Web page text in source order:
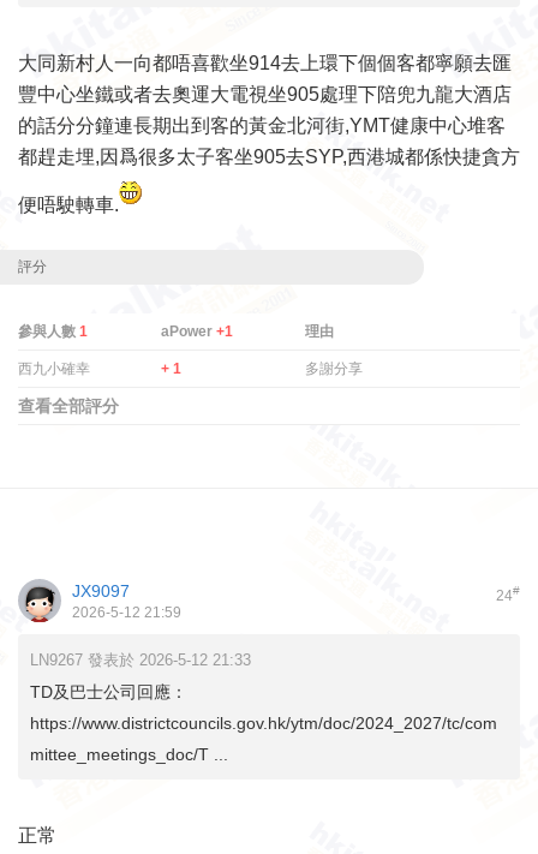
大同新村人一向都唔喜歡坐914去上環下個個客都寧願去匯
豐中心坐鐵或者去奧運大電視坐905處理下陪兜九龍大酒店
的話分分鐘連長期出到客的黃金北河街,YMT健康中心堆客
都趕走埋,因爲很多太子客坐905去SYP,西港城都係快捷貪方
便唔駛轉車.
評分
參與人數 1 aPower+1 理由
西九小確幸 + 1 多謝分享
查看全部評分
24#
JX9097
2026-5-12 21:59
LN9267 發表於 2026-5-12 21:33
TD及巴士公司回應：
https://www.districtcouncils.gov.hk/ytm/doc/2024_2027/tc/com
mittee_meetings_doc/T ...
正常